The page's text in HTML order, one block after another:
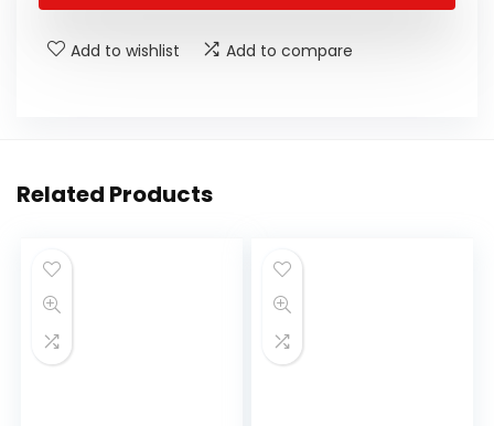
Add to wishlist Add to compare
Related Products